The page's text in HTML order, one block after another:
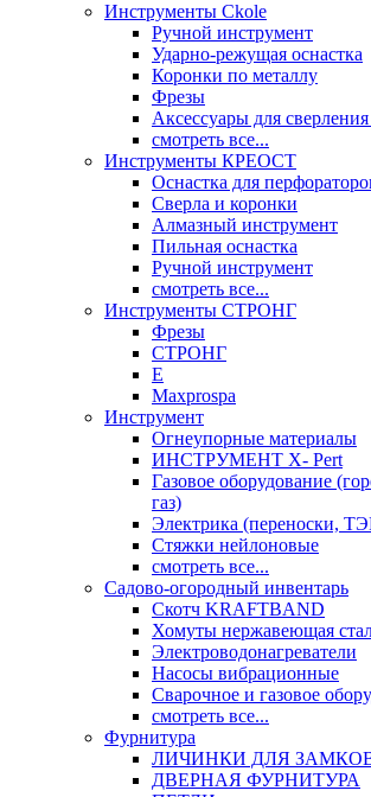
Инструменты Ckole
Ручной инструмент
Ударно‑режущая оснастка
Коронки по металлу
Фрезы
Аксессуары для
смотреть все...
Инструменты КРЕОСТ
Оснастка для
Сверла и коронки
Алмазный инструмент
Пильная оснастка
Ручной инструмент
смотреть все...
Инструменты СТРОНГ
Фрезы
СТРОНГ
Е
Maxprospa
Инструмент
Огнеупорные материалы
ИНСТРУМЕНТ X- Pert
Газовое оборудование
газ)
Электрика (переноски,
Стяжки нейлоновые
смотреть все...
Садово-огородный инвентарь
Скотч KRAFTBAND
Хомуты нержавеющая
Электроводонагреватели
Насосы вибрационные
Сварочное и газовое
смотреть все...
Фурнитура
ЛИЧИНКИ ДЛЯ
ДВЕРНАЯ ФУРНИТУРА